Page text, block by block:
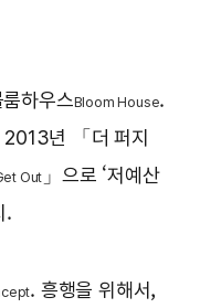
하우스Bloom House.
년 「더 퍼지
Out 」으로 ‘저예산
.
. 흥행을 위해서,